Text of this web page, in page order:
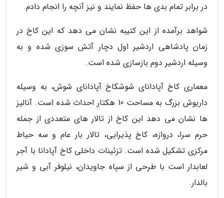
در برابر تمام بدی ها حفظ نمایند و نیز آنچه را انجام دادم.
شواهد برآمده از این کتیبه نشان می دهد که این کاخ در
زمان پادشاهی اردشیر اول دچار آتش سوزی شده و به
وسیله اردشیر دوم بازسازی شده است.
معماری کاخ آپادانای شوشکاخ آپادانای شوش، به وسیله
داریوش بزرگ به مساحت 10 هکتار احداث شده است. آنالیز
ها نشان می دهد این کاخ از تالار های متعددی از جمله
حرم سرا، دروازه، کاخ پذیرایی، تالار بار عام و سه حیاط
مرکزی تشکیل شده است. تزئینات داخلی کاخ آپادانا با آجر
لعابدار است با طرحی از سپاه جاویدان، نیلوفر آبی و شیر
بالدار.